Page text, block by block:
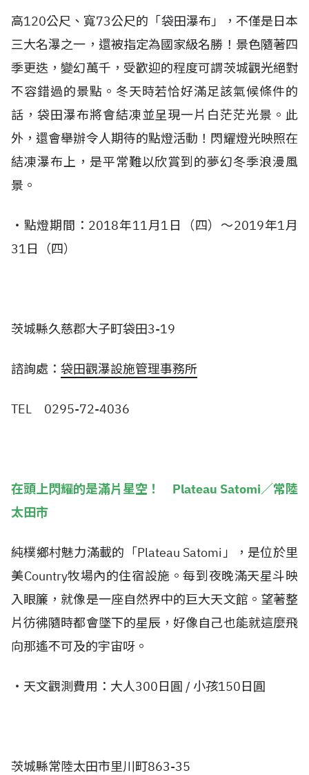
高120公尺、寬73公尺的「袋田瀑布」，不僅是日本
三大名瀑之一，還被指定為國家級名勝！景色隨著四
季更迭，變幻萬千，受歡迎的程度可謂茨城觀光絕對
不容錯過的景點。冬天時若恰好滿足該氣候條件的
話，袋田瀑布將會結凍並呈現一片白茫茫光景。此
外，還會舉辦令人期待的點燈活動！閃耀燈光映照在
結凍瀑布上，是平常難以欣賞到的夢幻冬季浪漫風
景。
・點燈期間：2018年11月1日（四）～2019年1月
31日（四）
茨城縣久慈郡大子町袋田3-19
諮詢處： 袋田觀瀑設施管理事務所
TEL 0295-72-4036
在頭上閃耀的是滿片星空！ Plateau Satomi／常陸
太田市
純樸鄉村魅力滿載的「Plateau Satomi」，是位於里
美Country牧場內的住宿設施。每到夜晚滿天星斗映
入眼簾，就像是一座自然界中的巨大天文館。望著整
片彷彿隨時都會墜下的星辰，好像自己也能就這麼飛
向那遙不可及的宇宙呀。
・天文觀測費用：大人300日圓 / 小孩150日圓
茨城縣常陸太田市里川町863-35